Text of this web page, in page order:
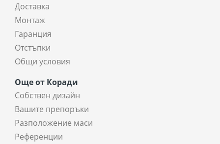
Доставка
Монтаж
Гаранция
Отстъпки
Общи условия
Още от Коради
Собствен дизайн
Вашите препоръки
Разположение маси
Референции